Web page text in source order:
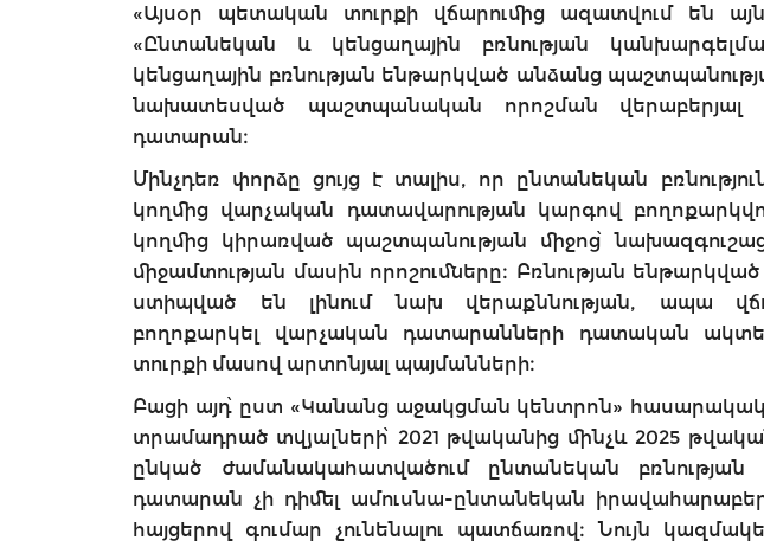
«Այսօր պետական տուրքի վճարումից ազատվում են
«Ընտանեկան և կենցաղային բռնության
կենցաղային բռնության ենթարկված անձանց
նախատեսված պաշտպանական որոշման վերաբերյալ
դատարան։
Մինչդեռ փորձը ցույց է տալիս, որ ընտանեկան
կողմից վարչական դատավարության կարգով
կողմից կիրառված պաշտպանության միջոց՝
միջամտության մասին որոշումները։ Բռնության
ստիպված են լինում նախ վերաքննության, ապա
բողոքարկել վարչական դատարանների դատական
տուրքի մասով արտոնյալ պայմանների։
Բացի այդ՝ ըստ «Կանանց աջակցման կենտրոն»
տրամադրած տվյալների՝ 2021 թվականից մինչև 2025
ընկած ժամանակահատվածում ընտանեկան
դատարան չի դիմել ամուսնա-ընտանեկան
հայցերով գումար չունենալու պատճառով։ Նույն